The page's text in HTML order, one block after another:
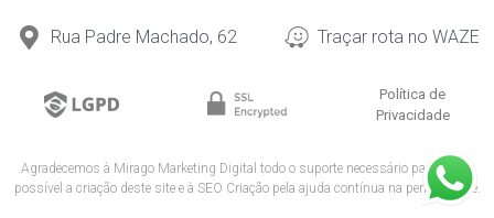
Rua Padre Machado, 62 Traçar rota no WAZE
Política de
Privacidade
Agradecemos à Mirago Marketing Digital todo o suporte necessário para tornar
possível a criação deste site e à SEO Criaçãopela ajuda contínua na performance.